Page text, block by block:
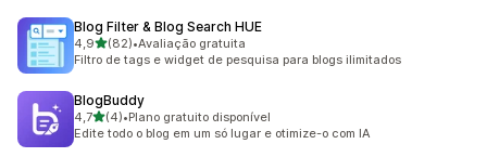
Blog Filter & Blog Search HUE
4,9de 5 estrelas
(82)
82 avaliações ao todo
•Avaliação gratuita
Filtro de tags e widget de pesquisa para blogs ilimitados
BlogBuddy
4,7de 5 estrelas
(4)
4 avaliações ao todo
•Plano gratuito disponível
Edite todo o blog em um só lugar e otimize-o com IA